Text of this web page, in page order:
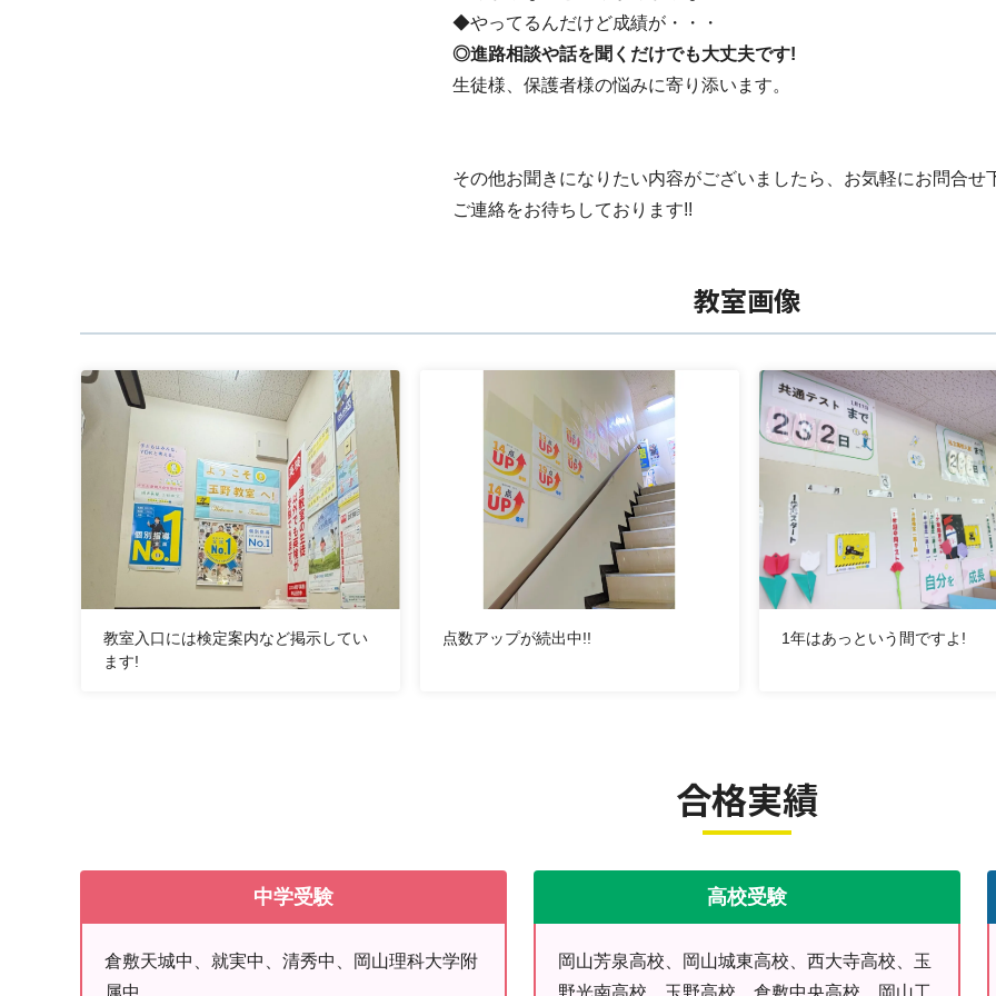
◆やってるんだけど成績が・・・
◎進路相談や話を聞くだけでも大丈夫です!
生徒様、保護者様の悩みに寄り添います。
その他お聞きになりたい内容がございましたら、お気軽にお問合せ
ご連絡をお待ちしております!!
教室画像
教室入口には検定案内など掲示してい
ます!
点数アップが続出中!! 1年はあっという間ですよ!
合格実績
高校受験
岡山芳泉高校、岡山城東高校、西大寺高校、玉
野光南高校、玉野高校、倉敷中央高校、岡山工
中学受験
倉敷天城中、就実中、清秀中、岡山理科大学附
属中